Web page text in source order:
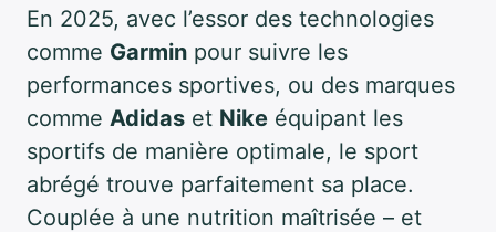
En 2025, avec l’essor des technologies
comme Garmin pour suivre les
performances sportives, ou des marques
comme Adidas et Nike équipant les
sportifs de manière optimale, le sport
abrégé trouve parfaitement sa place.
Couplée à une nutrition maîtrisée – et